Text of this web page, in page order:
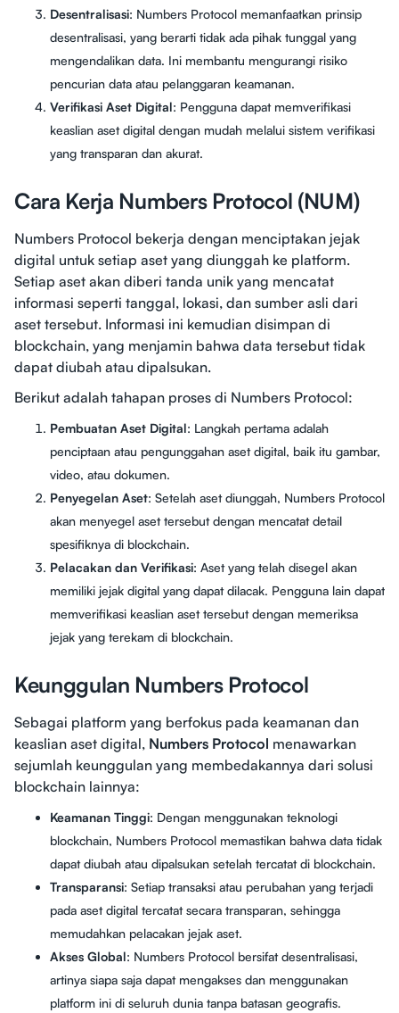
Desentralisasi: Numbers Protocol memanfaatkan prinsip
desentralisasi, yang berarti tidak ada pihak tunggal yang
mengendalikan data. Ini membantu mengurangi risiko
pencurian data atau pelanggaran keamanan.
Verifikasi Aset Digital: Pengguna dapat memverifikasi
keaslian aset digital dengan mudah melalui sistem verifikasi
yang transparan dan akurat.
Cara Kerja Numbers Protocol (NUM)
Numbers Protocol bekerja dengan menciptakan jejak
digital untuk setiap aset yang diunggah ke platform.
Setiap aset akan diberi tanda unik yang mencatat
informasi seperti tanggal, lokasi, dan sumber asli dari
aset tersebut. Informasi ini kemudian disimpan di
blockchain, yang menjamin bahwa data tersebut tidak
dapat diubah atau dipalsukan.
Berikut adalah tahapan proses di Numbers Protocol:
Pembuatan Aset Digital: Langkah pertama adalah
penciptaan atau pengunggahan aset digital, baik itu gambar,
video, atau dokumen.
Penyegelan Aset: Setelah aset diunggah, Numbers Protocol
akan menyegel aset tersebut dengan mencatat detail
spesifiknya di blockchain.
Pelacakan dan Verifikasi: Aset yang telah disegel akan
memiliki jejak digital yang dapat dilacak. Pengguna lain dapat
memverifikasi keaslian aset tersebut dengan memeriksa
jejak yang terekam di blockchain.
Keunggulan Numbers Protocol
Sebagai platform yang berfokus pada keamanan dan
keaslian aset digital, Numbers Protocol menawarkan
sejumlah keunggulan yang membedakannya dari solusi
blockchain lainnya:
Keamanan Tinggi: Dengan menggunakan teknologi
blockchain, Numbers Protocol memastikan bahwa data tidak
dapat diubah atau dipalsukan setelah tercatat di blockchain.
Transparansi: Setiap transaksi atau perubahan yang terjadi
pada aset digital tercatat secara transparan, sehingga
memudahkan pelacakan jejak aset.
Akses Global: Numbers Protocol bersifat desentralisasi,
artinya siapa saja dapat mengakses dan menggunakan
platform ini di seluruh dunia tanpa batasan geografis.